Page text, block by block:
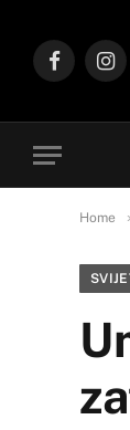
Facebook
Home